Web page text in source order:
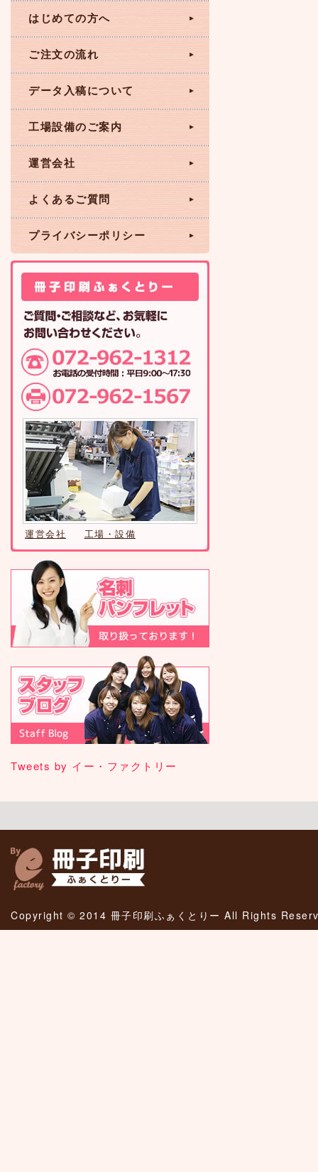
はじめての方へ
ご注文の流れ
データ入稿について
工場設備のご案内
運営会社
よくあるご質問
プライバシーポリシー
運営会社 工場・設備
Tweets by イー・ファクトリー
Copyright © 2014 冊子印刷ふぁくとりー All Rights